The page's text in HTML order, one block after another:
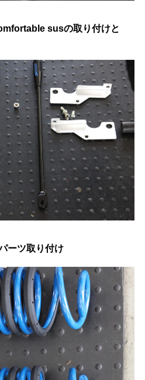
susの取り付けと
ーツ取り付け